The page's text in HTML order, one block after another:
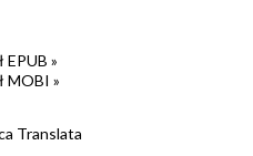
EPUB »
MOBI »
Translata